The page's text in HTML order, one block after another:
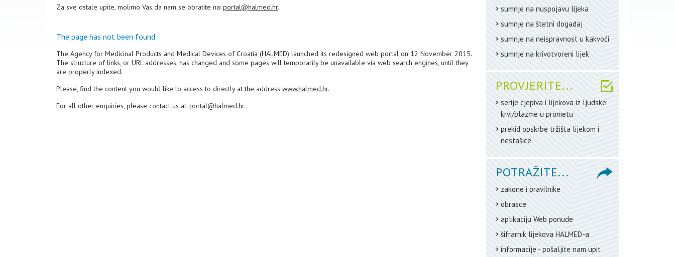
Za sve ostale upite, molimo Vas da nam se obratite na: portal@halmed.hr.
The page has not been found.
The Agency for Medicinal Products and Medical Devices of Croatia (HALMED) launched its redesigned web portal on 12 November 2015.
The structure of links, or URL addresses, has changed and some pages will temporarily be unavailable via web search engines, until they
are properly indexed.
Please, find the content you would like to access to directly at the address www.halmed.hr.
For all other enquiries, please contact us at: portal@halmed.hr.
sumnje na nuspojavu lijeka
sumnje na štetni događaj
sumnje na neispravnost u kakvoći
sumnje na krivotvoreni lijek
PROVJERITE...
serije cjepiva i lijekova iz ljudske
krvi/plazme u prometu
prekid opskrbe tržišta lijekom i
nestašice
POTRAŽITE...
zakone i pravilnike
obrasce
aplikaciju Web ponude
šifrarnik lijekova HALMED-a
informacije - pošaljite nam upit